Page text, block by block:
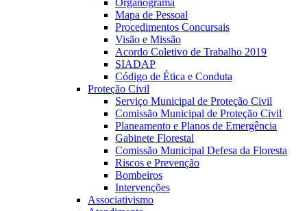
Organograma
Mapa de Pessoal
Procedimentos Concursais
Visão e Missão
Acordo Coletivo de Trabalho 2019
SIADAP
Código de Ética e Conduta
Proteção Civil
Serviço Municipal de Proteção Civil
Comissão Municipal de Proteção Civil
Planeamento e Planos de Emergência
Gabinete Florestal
Comissão Municipal Defesa da Floresta
Riscos e Prevenção
Bombeiros
Intervenções
Associativismo